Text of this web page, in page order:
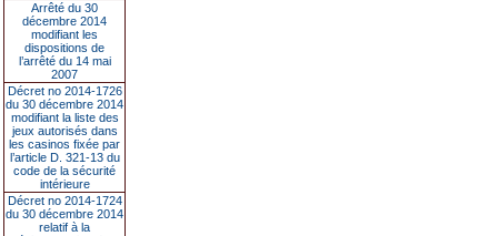
Arrêté du 30
décembre 2014
modifiant les
dispositions de
l’arrêté du 14 mai
2007
Décret no 2014-1726
du 30 décembre 2014
modifiant la liste des
jeux autorisés dans
les casinos fixée par
l’article D. 321-13 du
code de la sécurité
intérieure
Décret no 2014-1724
du 30 décembre 2014
relatif à la